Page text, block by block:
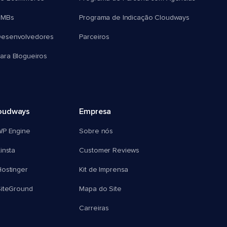
Blogueiros
Programa de Indicação Cloudways
Parceiros
Engine
Empresa
Sobre nós
Customer Reviews
Kit de Imprensa
Mapa do Site
Carreiras